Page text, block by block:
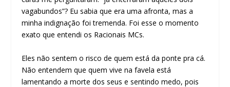
vagabundos”? Eu sabia que era uma afronta, mas a
minha indignação foi tremenda. Foi esse o momento
exato que entendi os Racionais MCs.
Eles não sentem o risco de quem está da ponte pra cá.
Não entendem que quem vive na favela está
lamentando a morte dos seus e sentindo medo, pois